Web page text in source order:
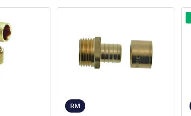
RM